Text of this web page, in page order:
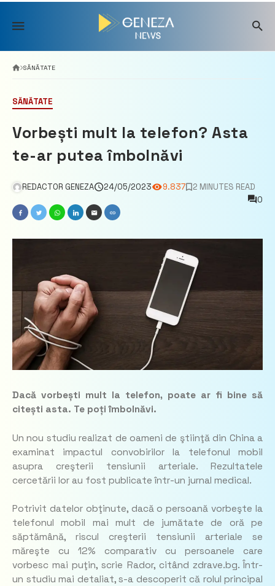
Skip
content
SĂNĂTATE
SĂNĂTATE
Vorbești mult la telefon? Asta
te-ar putea îmbolnăvi
REDACTOR GENEZA 24/05/2023 9.837
2 MINUTES READ
0
Dacă vorbești mult la telefon, poate ar fi bine să
citești asta. Te poți îmbolnăvi.
Un nou studiu realizat de oameni de ştiinţă din China a
examinat impactul convobirilor la telefonul mobil
asupra creşterii tensiunii arteriale. Rezultatele
cercetării lor au fost publicate într-un jurnal medical.
Potrivit datelor obţinute, dacă o persoană vorbeşte la
telefonul mobil mai mult de jumătate de oră pe
săptămână, riscul creşterii tensiunii arteriale se
măreşte cu 12% comparativ cu persoanele care
vorbesc mai puţin, scrie Rador, citând zdrave.bg. Într-
un studiu mai detaliat, s-a descoperit că rolul principal